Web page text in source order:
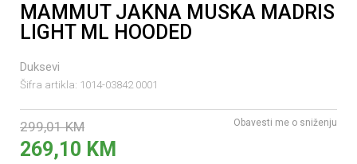
MAMMUT JAKNA MUSKA MADRIS
LIGHT ML HOODED
Duksevi
Šifra artikla: 1014-03842 0001
299,01 KM
269,10 KM
Obavesti me o sniženju